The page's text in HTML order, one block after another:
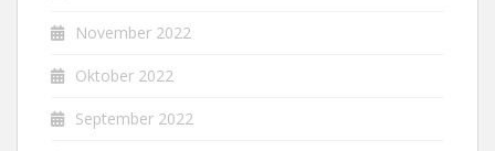
November 2022
Oktober 2022
September 2022